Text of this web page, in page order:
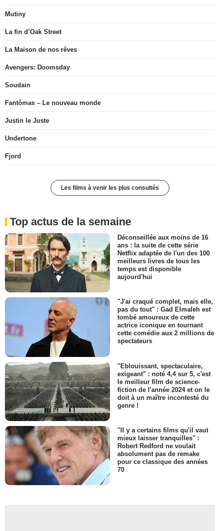
Mutiny
La fin d’Oak Street
La Maison de nos rêves
Avengers: Doomsday
Soudain
Fantômas – Le nouveau monde
Justin le Juste
Undertone
Fjord
Les films à venir les plus consultés
Top actus de la semaine
Déconseillée aux moins de 16
ans : la suite de cette série
Netflix adaptée de l'un des 100
meilleurs livres de tous les
temps est disponible
aujourd'hui
"J'ai craqué complet, mais elle,
pas du tout" : Gad Elmaleh est
tombé amoureux de cette
actrice iconique en tournant
cette comédie aux 2 millions de
spectateurs
"Eblouissant, spectaculaire,
exigeant" : noté 4,4 sur 5, c'est
le meilleur film de science-
fiction de l'année 2024 et on le
doit à un maître incontesté du
genre !
"Il y a certains films qu'il vaut
mieux laisser tranquilles" :
Robert Redford ne voulait
absolument pas de remake
pour ce classique des années
70